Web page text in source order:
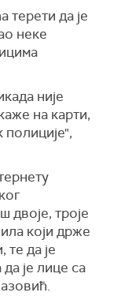
терети да је
неке
није
на карти,
полиције",
двоје, троје
који држе
те да је
је лице са